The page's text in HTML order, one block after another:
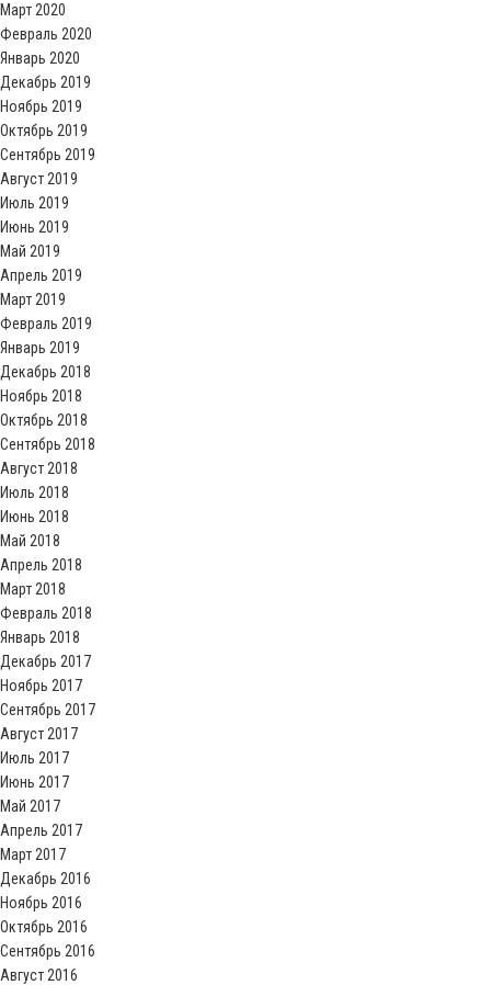
Март 2020
Февраль 2020
Январь 2020
Декабрь 2019
Ноябрь 2019
Октябрь 2019
Сентябрь 2019
Август 2019
Июль 2019
Июнь 2019
Май 2019
Апрель 2019
Март 2019
Февраль 2019
Январь 2019
Декабрь 2018
Ноябрь 2018
Октябрь 2018
Сентябрь 2018
Август 2018
Июль 2018
Июнь 2018
Май 2018
Апрель 2018
Март 2018
Февраль 2018
Январь 2018
Декабрь 2017
Ноябрь 2017
Сентябрь 2017
Август 2017
Июль 2017
Июнь 2017
Май 2017
Апрель 2017
Март 2017
Декабрь 2016
Ноябрь 2016
Октябрь 2016
Сентябрь 2016
Август 2016